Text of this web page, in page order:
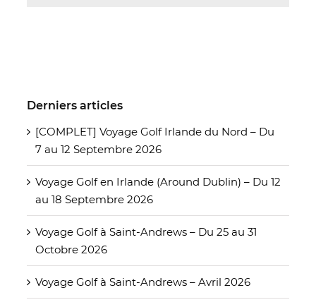
Derniers articles
[COMPLET] Voyage Golf Irlande du Nord – Du
7 au 12 Septembre 2026
Voyage Golf en Irlande (Around Dublin) – Du 12
au 18 Septembre 2026
Voyage Golf à Saint-Andrews – Du 25 au 31
Octobre 2026
Voyage Golf à Saint-Andrews – Avril 2026